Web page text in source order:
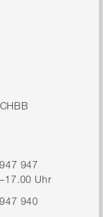
947
Uhr
940